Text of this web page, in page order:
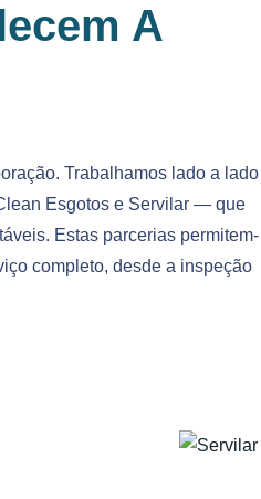
A
Trabalhamos lado a lado
Esgotos e Servilar — que
Estas parcerias permitem-
completo, desde a inspeção